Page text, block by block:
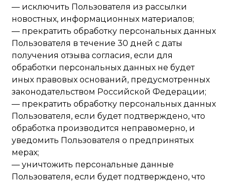
— исключить Пользователя из рассылки
новостных, информационных материалов;
— прекратить обработку персональных данных
Пользователя в течение 30 дней с даты
получения отзыва согласия, если для
обработки персональных данных не будет
иных правовых оснований, предусмотренных
законодательством Российской Федерации;
— прекратить обработку персональных данных
Пользователя, если будет подтверждено, что
обработка производится неправомерно, и
уведомить Пользователя о предпринятых
мерах;
— уничтожить персональные данные
Пользователя, если будет подтверждено, что